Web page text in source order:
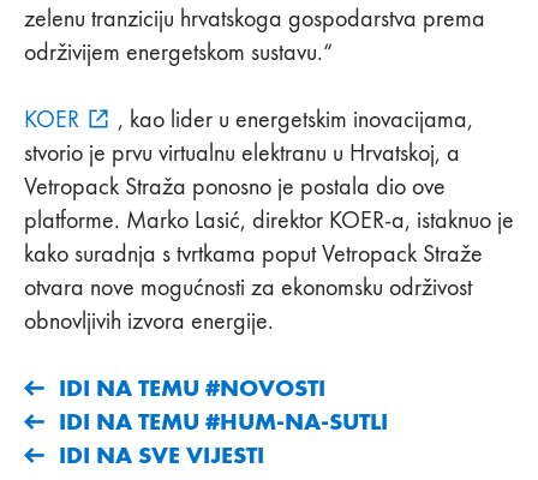
zelenu tranziciju hrvatskoga gospodarstva prema
održivijem energetskom sustavu.“
KOER
, kao lider u energetskim inovacijama,
stvorio je prvu virtualnu elektranu u Hrvatskoj, a
Vetropack Straža ponosno je postala dio ove
platforme. Marko Lasić, direktor KOER-a, istaknuo je
kako suradnja s tvrtkama poput Vetropack Straže
otvara nove mogućnosti za ekonomsku održivost
obnovljivih izvora energije.
IDI NA TEMU #NOVOSTI
IDI NA TEMU #HUM-NA-SUTLI
IDI NA SVE VIJESTI